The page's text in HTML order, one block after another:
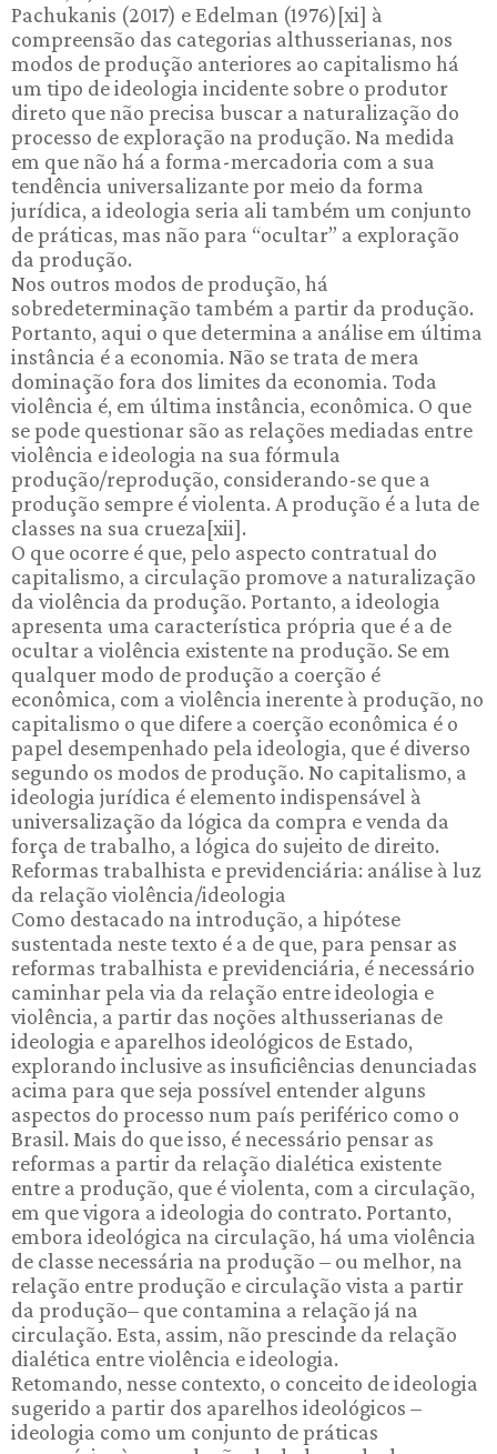
Pachukanis (2017) e Edelman (1976)[xi] à
compreensão das categorias althusserianas, nos
modos de produção anteriores ao capitalismo há
um tipo de ideologia incidente sobre o produtor
direto que não precisa buscar a naturalização do
processo de exploração na produção. Na medida
em que não há a forma-mercadoria com a sua
tendência universalizante por meio da forma
jurídica, a ideologia seria ali também um conjunto
de práticas, mas não para “ocultar” a exploração
da produção.
Nos outros modos de produção, há
sobredeterminação também a partir da produção.
Portanto, aqui o que determina a análise em última
instância é a economia. Não se trata de mera
dominação fora dos limites da economia. Toda
violência é, em última instância, econômica. O que
se pode questionar são as relações mediadas entre
violência e ideologia na sua fórmula
produção/reprodução, considerando-se que a
produção sempre é violenta. A produção é a luta de
classes na sua crueza[xii].
O que ocorre é que, pelo aspecto contratual do
capitalismo, a circulação promove a naturalização
da violência da produção. Portanto, a ideologia
apresenta uma característica própria que é a de
ocultar a violência existente na produção. Se em
qualquer modo de produção a coerção é
econômica, com a violência inerente à produção, no
capitalismo o que difere a coerção econômica é o
papel desempenhado pela ideologia, que é diverso
segundo os modos de produção. No capitalismo, a
ideologia jurídica é elemento indispensável à
universalização da lógica da compra e venda da
força de trabalho, a lógica do sujeito de direito.
Reformas trabalhista e previdenciária: análise à luz
da relação violência/ideologia
Como destacado na introdução, a hipótese
sustentada neste texto é a de que, para pensar as
reformas trabalhista e previdenciária, é necessário
caminhar pela via da relação entre ideologia e
violência, a partir das noções althusserianas de
ideologia e aparelhos ideológicos de Estado,
explorando inclusive as insuficiências denunciadas
acima para que seja possível entender alguns
aspectos do processo num país periférico como o
Brasil. Mais do que isso, é necessário pensar as
reformas a partir da relação dialética existente
entre a produção, que é violenta, com a circulação,
em que vigora a ideologia do contrato. Portanto,
embora ideológica na circulação, há uma violência
de classe necessária na produção – ou melhor, na
relação entre produção e circulação vista a partir
da produção– que contamina a relação já na
circulação. Esta, assim, não prescinde da relação
dialética entre violência e ideologia.
Retomando, nesse contexto, o conceito de ideologia
sugerido a partir dos aparelhos ideológicos –
ideologia como um conjunto de práticas